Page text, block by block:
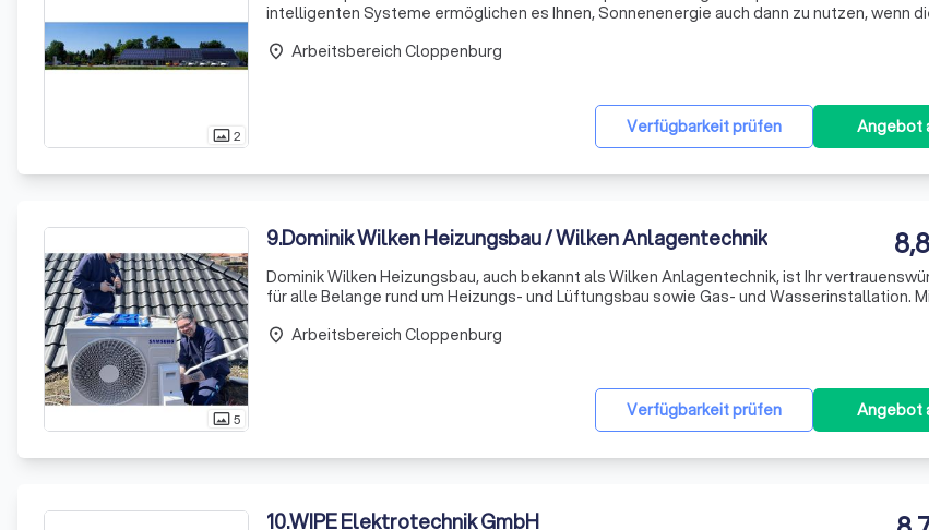
photo_size_select_actual2
intelligenten Systeme ermöglichen es Ihnen, Sonnenenergie auch dann zu nutzen, wenn
Energie
Verfügbarkeit prüfen Angebot
place Arbeitsbereich Cloppenburg
photo_size_select_actual5
9.Dominik Wilken Heizungsbau / Wilken Anlagentechnik 8,8
Dominik Wilken Heizungsbau, auch bekannt als Wilken Anlagentechnik, ist Ihr
für alle Belange rund um Heizungs- und Lüftungsbau sowie Gas- und Wasserinstallation.
Wasserinstall
Verfügbarkeit prüfen Angebot
place Arbeitsbereich Cloppenburg
10.WIPE Elektrotechnik GmbH